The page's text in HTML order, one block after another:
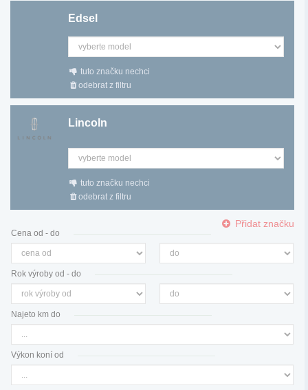
Edsel
tuto značku nechci
odebrat z filtru
Lincoln
tuto značku nechci
odebrat z filtru
Přidat značku
Cena od - do
Rok výroby od - do
Najeto km do
Výkon koní od